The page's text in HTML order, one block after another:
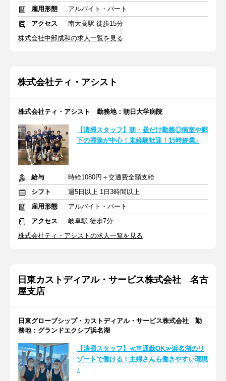
雇用形態
アルバイト・パート
アクセス
南大高駅 徒歩15分
株式会社中部成和の求人一覧を見る
株式会社ティ・アシスト
株式会社ティ・アシスト 勤務地：朝日大学病院
【清掃スタッフ】朝・昼だけ勤務◎病室や廊
下の掃除が中心！未経験歓迎！15時終業♪
給与
時給1080円＋交通費全額支給
シフト
週5日以上 1日3時間以上
雇用形態
アルバイト・パート
アクセス
岐阜駅 徒歩7分
株式会社ティ・アシストの求人一覧を見る
日東カストディアル・サービス株式会社 名古
屋支店
日東グローブシップ・カストディアル・サービス株式会社 勤
務地：グランドエクシブ浜名湖
【清掃スタッフ】≪車通勤OK≫浜名湖のリ
ゾートで働ける！主婦さんも働きやすい環境
♪